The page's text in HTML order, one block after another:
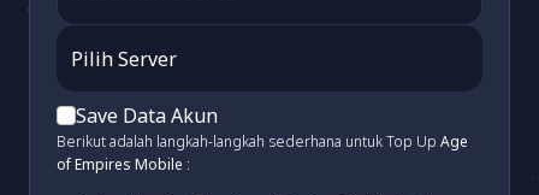
Save Data Akun
Berikut adalah langkah-langkah sederhana untuk Top Up Age
of Empires Mobile :